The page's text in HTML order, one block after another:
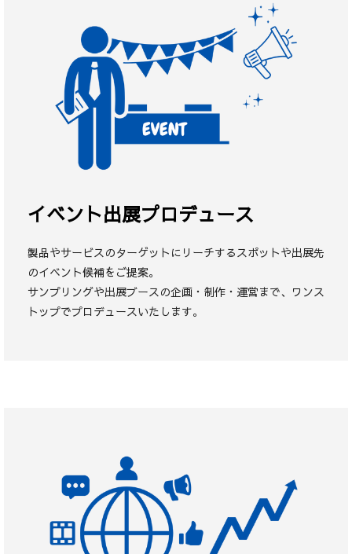
イベント出展プロデュース
製品やサービスのターゲットにリーチするスポットや出展先
のイベント候補をご提案。
サンプリングや出展ブースの企画・制作・運営まで、ワンス
トップでプロデュースいたします。